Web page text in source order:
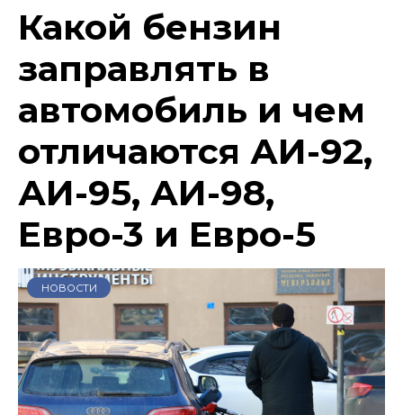
Какой бензин
заправлять в
автомобиль и чем
отличаются АИ-92,
АИ-95, АИ-98,
Евро-3 и Евро-5
НОВОСТИ